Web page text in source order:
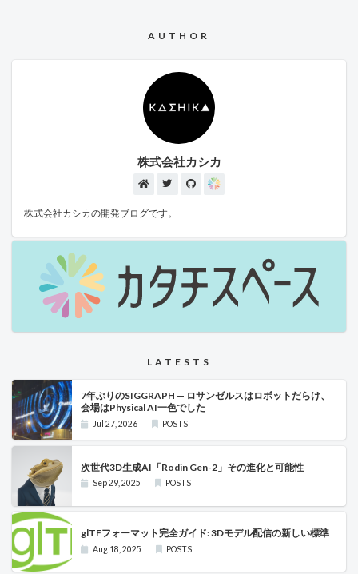
代以降、特に10代を中心に急速にユーザー数が増え、日本でも小学生〜
たりと、SNS的な要素も含む使われ方が広がりつつあります。 カタチス
ペースとは カタチスペースは、現実の物品をそのまま3D・ARで再現で
きるサービスです。 たとえば「このソファはオフィスに収まるだろう
か？」「この家電はキッチンに置ける？」といった不安を、説明書や写
真ではなく、目の前に置いたかのような体験で解消することができま
す。 ユーザーは、スマートフォンなどを使って商品の3Dモデルをその
場に表示し、サイズ感や質感を直感的に確認可能。 企業にとっては、
ARを通じて購入前の確信を高める新しい接客手段として活用できます。
カタチスペースを活用し、３次元空間のロブロックスに商品を配置する
ことができます。 セットアップ 実際にやってみます。まずは環境を整え
ます。 カタチスペースを App Store からインストールします（iOS環
ます。 こちらはアカウント登録が必要です。 Roblox Studio のチュート
すると簡単なチュートリアル用のシーンが作成されました。 内容は、
3D オブジェクトの配置方法、移動、回転、拡大縮小、といったお馴染
みのもの。 筆者は Unity を常用していることもあり、すんなり理解でき
ました。 Unity でいうところの Hierarchy はエクスプローラーで、シー
ン上のオブジェクトはすべてここから参照できるようです エクスプロー
ラーの下部にはプロパティウィンドウがあり、こちらは、Unity の
Inspector に対応するものとなっています 試しにスケールを変更してみ
Roblox Studio のスクリプト Roblox では、ゲーム内のインタラクション
使われています。 lua は Unity にも組み込み可能なので、使ったことの
AUTHOR
株式会社カシカ
株式会社カシカの開発ブログです。
LATESTS
7年ぶりのSIGGRAPH — ロサンゼルスはロボットだらけ、
会場はPhysical AI一色でした
Jul 27, 2026 POSTS
次世代3D生成AI「Rodin Gen-2」その進化と可能性
Sep 29, 2025 POSTS
glTFフォーマット完全ガイド: 3Dモデル配信の新しい標準
Aug 18, 2025 POSTS